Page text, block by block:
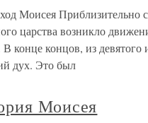
Моисея Приблизительно
царства возникло
конце концов, из
дух. Это был
Моисея